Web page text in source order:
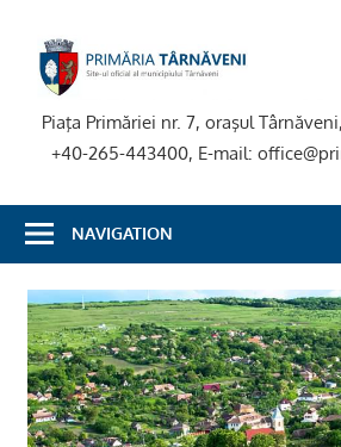
content
Piaţa Primăriei nr. 7, oraşul
+40-265-443400, E-mail:
NAVIGATION